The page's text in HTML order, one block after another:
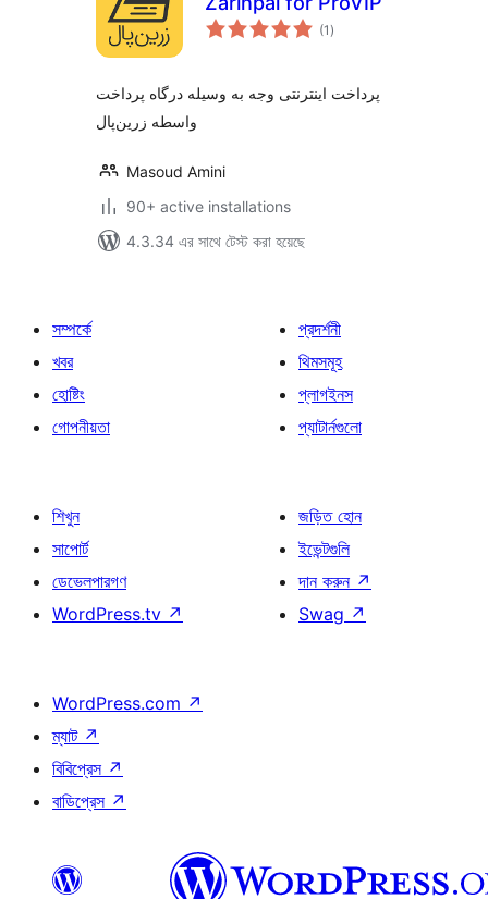
(1 total
ratings
)
پرداخت اینترنتی وجه به وسیله درگاه پرداخت
واسطه زرین‌پال
Masoud Amini
90+ active installations
4.3.34 এর সাথে টেস্ট করা হয়েছে
সম্পর্কে
খবর
হোষ্টিং
গোপনীয়তা
প্রদর্শনী
থিমসমূহ
প্লাগইনস
প্যাটার্নগুলো
শিখুন
সাপোর্ট
ডেভেলপারগণ
WordPress.tv ↗
জড়িত হোন
ইভেন্টগুলি
দান করুন ↗
Swag ↗
WordPress.com ↗
ম্যাট ↗
বিবিপ্রেস ↗
বাডিপ্রেস ↗